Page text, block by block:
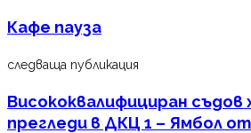
Кафе пауза
следваща публикация
Висококвалифициран съдов
прегледи в ДКЦ 1 – Ямбол от